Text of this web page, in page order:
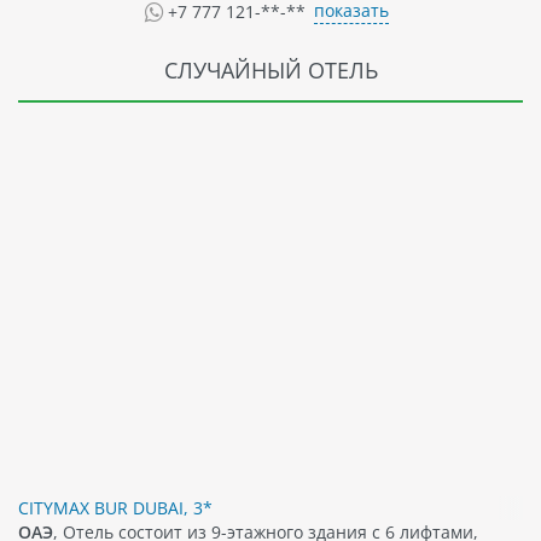
+7 777 121-**-** показать
СЛУЧАЙНЫЙ ОТЕЛЬ
CITYMAX BUR DUBAI, 3*
ОАЭ, Отель состоит из 9-этажного здания с 6 лифтами,